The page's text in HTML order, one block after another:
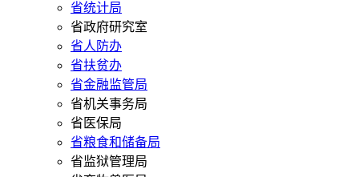
省统计局
省政府研究室
省人防办
省扶贫办
省金融监管局
省机关事务局
省医保局
省粮食和储备局
省监狱管理局